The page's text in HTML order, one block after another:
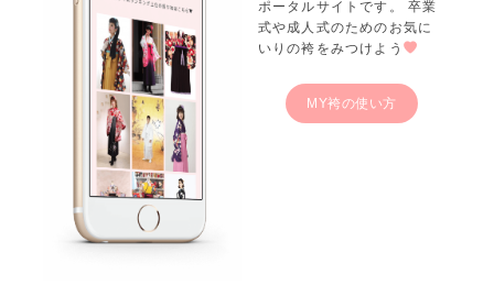
ポータルサイトです。 卒業
式や成人式のためのお気に
いりの袴をみつけよう
MY袴の使い方